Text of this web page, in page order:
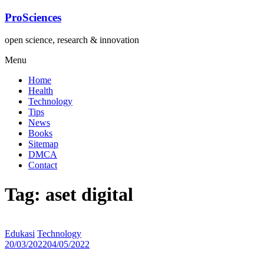
Lompat
konten
ProSciences
open science, research & innovation
Menu
Home
Health
Technology
Tips
News
Books
Sitemap
DMCA
Contact
Tag: aset digital
Edukasi Technology
20/03/202204/05/2022